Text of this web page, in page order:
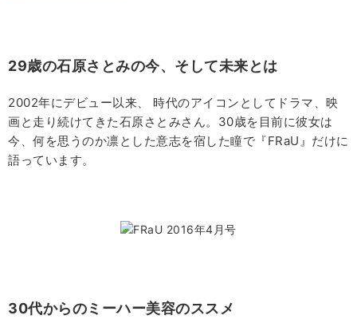
29歳の石原さとみの今、そして未来とは
2002年にデビュー以来、 時代のアイコンとしてドラマ、映
画と走り続けてきた石原さとみさん。30歳を目前に彼女は
今、何を思うのか凛とした意志を宿した瞳で『FRaU』だけに
語っています。
30代からのミーハー美容のススメ